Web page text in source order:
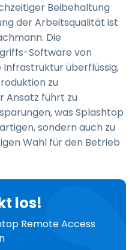
Beibehaltung
der Arbeitsqualität ist
Die
Software von
überflüssig,
zu
Ansatz führt zu
was Splashtop
sondern auch zu
Wahl für den Betrieb
los!
Remote Access